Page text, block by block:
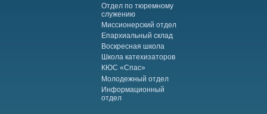
Отдел по тюремному
служению
Миссионерский отдел
Епархиальный склад
Воскресная школа
Школа катехизаторов
КЮС «Спас»
Молодежный отдел
Информационный
отдел